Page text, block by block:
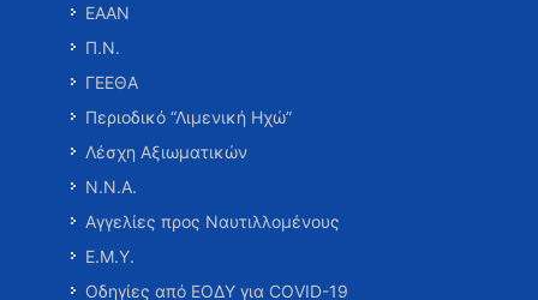
ΕΑΑΝ
Π.Ν.
ΓΕΕΘΑ
Περιοδικό “Λιμενική Ηχώ”
Λέσχη Αξιωματικών
Ν.Ν.Α.
Αγγελίες προς Ναυτιλλομένους
Ε.Μ.Υ.
Οδηγίες από ΕΟΔΥ για COVID-19